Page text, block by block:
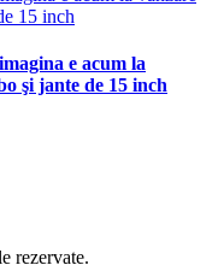
e acum la
şi jante de 15 inch
rezervate.